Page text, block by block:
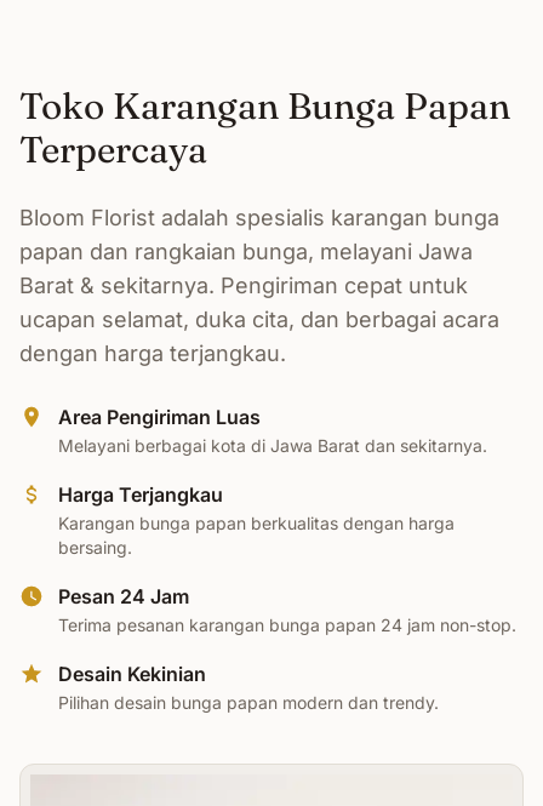
Toko Karangan Bunga Papan
Terpercaya
Bloom Florist adalah spesialis karangan bunga
papan dan rangkaian bunga, melayani Jawa
Barat & sekitarnya. Pengiriman cepat untuk
ucapan selamat, duka cita, dan berbagai acara
dengan harga terjangkau.
Area Pengiriman Luas
Melayani berbagai kota di Jawa Barat dan sekitarnya.
Harga Terjangkau
Karangan bunga papan berkualitas dengan harga
bersaing.
Pesan 24 Jam
Terima pesanan karangan bunga papan 24 jam non-stop.
Desain Kekinian
Pilihan desain bunga papan modern dan trendy.